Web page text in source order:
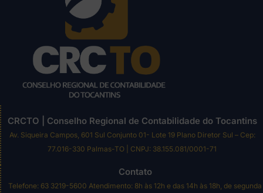
CRCTO | Conselho Regional de Contabilidade do Tocantins
Av. Siqueira Campos, 601 Sul Conjunto 01- Lote 19 Plano Diretor Sul – Cep:
77.016-330 Palmas-TO | CNPJ: 38.155.081/0001-71
Contato
Telefone: 63 3219-5600 Atendimento: 8h às 12h e das 14h às 18h, de segunda